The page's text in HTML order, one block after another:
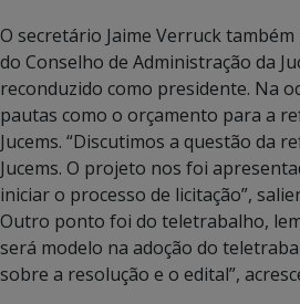
O secretário Jaime Verruck
do Conselho de Administração da
reconduzido como presidente. Na
pautas como o orçamento para a
Jucems. “Discutimos a questão da
Jucems. O projeto nos foi
iniciar o processo de licitação”,
Outro ponto foi do teletrabalho,
será modelo na adoção do
sobre a resolução e o edital”,